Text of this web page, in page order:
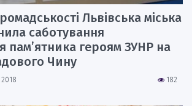
Львівська міська
саботування
пам’ятника героям ЗУНР на
Чину
182